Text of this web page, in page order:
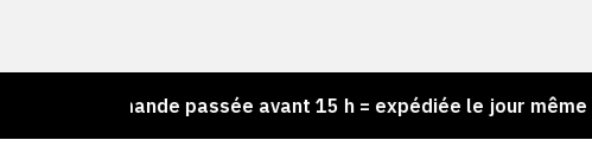
Commande passée avant 15 h = expédiée le jour même